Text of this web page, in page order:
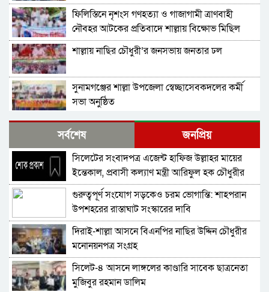
ফিলিস্তিনে নৃশংস গণহত্যা ও গাজাগামী ত্রাণবাহী
নৌবহর আটকের প্রতিবাদে শাল্লায় বিক্ষোভ মিছিল
শাল্লায় নাছির চৌধুরী’র জনসভায় জনতার ঢল
সুনামগঞ্জের শাল্লা উপজেলা স্বেচ্ছাসেবকদলের কর্মী
সভা অনুষ্ঠিত
দিরাইয়ে মাওলানা মুশতাক গাজীনগরীর হত্যার
প্রতিবাদে বিক্ষোভ মিছিল ও সমাবেশ অনুষ্ঠিত
শাল্লায় স্বেচ্চায় রক্তদানের ছোট উদ্যোগ থেকে সুদৃঢ়
মানবিক নেটওয়ার্ক
শাল্লায় বিএনপির প্রতিষ্ঠাবার্ষিকী পালিত
নাশকতার মামলায় বিএনপির ৫২ নেতাকর্মী
আসামি,বিএনপি সেক্রেটারী প্রার্থী সহোদর আ,লীগ
নেতা ওই মামলার প্রধান সাক্ষী!
তাহিরপুরে ব্যবসায়ীর বিরুদ্ধে মিথ্যা মামলা প্রতিকার
চেয়ে সংবাদ সম্মেলন
সর্বশেষ জনপ্রিয়
সিলেটের সংবাদপত্র এজেন্ট হাফিজ উল্লাহর মায়ের
ইন্তেকাল, প্রবাসী কল্যাণ মন্ত্রী আরিফুল হক চৌধুরীর
শোক
গুরুত্বপূর্ণ সংযোগ সড়কেও চরম ভোগান্তি: শাহপরান
উপশহরের রাস্তাঘাট সংস্কারের দাবি
দিরাই-শাল্লা আসনে বিএনপির নাছির উদ্দিন চৌধুরীর
মনোনয়নপত্র সংগ্রহ
সিলেট-৪ আসনে লাঙ্গলের কাণ্ডারি সাবেক ছাত্রনেতা
মুজিবুর রহমান ডালিম